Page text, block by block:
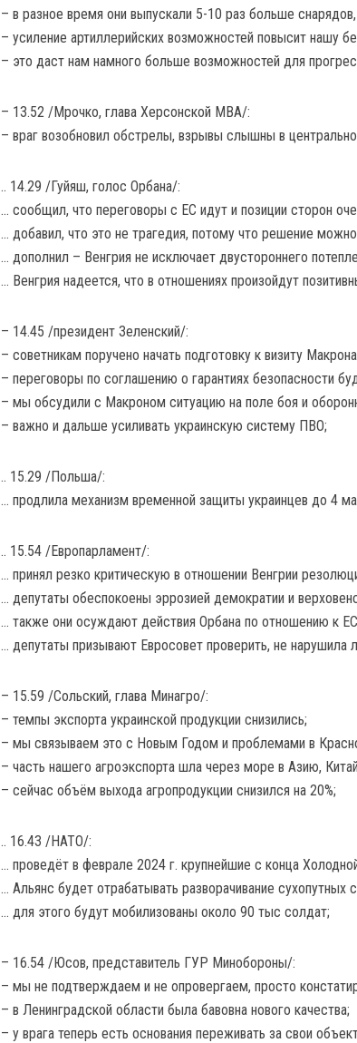
– в разное время они выпускали 5-10 раз больше
– усиление артиллерийских возможностей повысит нашу
– это даст нам намного больше возможностей для
– 13.52 /Мрочко, глава Херсонской МВА/:
– враг возобновил обстрелы, взрывы слышны в
.. 14.29 /Гуйяш, голос Орбана/:
… сообщил, что переговоры с ЕС идут и позиции сторон
… добавил, что это не трагедия, потому что решение
… дополнил – Венгрия не исключает двустороннего
… Венгрия надеется, что в отношениях произойдут
– 14.45 /президент Зеленский/:
– советникам поручено начать подготовку к визиту
– переговоры по соглашению о гарантиях безопасности
– мы обсудили с Макроном ситуацию на поле боя и
– важно и дальше усиливать украинскую систему ПВО;
.. 15.29 /Польша/:
… продлила механизм временной защиты украинцев до 4
.. 15.54 /Европарламент/:
… принял резко критическую в отношении Венгрии
… депутаты обеспокоены эррозией демократии и
… также они осуждают действия Орбана по отношению к
… депутаты призывают Евросовет проверить, не нарушила
– 15.59 /Сольский, глава Минагро/:
– темпы экспорта украинской продукции снизились;
– мы связываем это с Новым Годом и проблемами в
– часть нашего агроэкспорта шла через море в Азию,
– сейчас объём выхода агропродукции снизился на 20%;
.. 16.43 /НАТО/:
… проведёт в феврале 2024 г. крупнейшие с конца
… Альянс будет отрабатывать разворачивание сухопутных
… для этого будут мобилизованы около 90 тыс солдат;
– 16.54 /Юсов, представитель ГУР Минобороны/:
– мы не подтверждаем и не опровергаем, просто
– в Ленинградской области была бавовна нового качества;
– у врага теперь есть основания переживать за свои